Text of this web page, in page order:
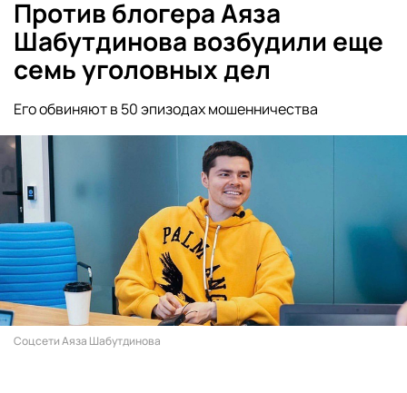
Против блогера Аяза
Шабутдинова возбудили еще
семь уголовных дел
Его обвиняют в 50 эпизодах мошенничества
Соцсети Аяза Шабутдинова